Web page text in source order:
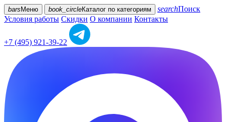
bars Меню book_circleКаталог по категориям searchПоиск
Условия работы Скидки О компании Контакты
+7 (495) 921-39-22